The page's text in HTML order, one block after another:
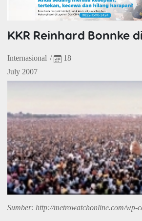
KKR Reinhard Bonnke
Internasional /
18
July 2007
Sumber: http://metrowatchonline.com/wp-